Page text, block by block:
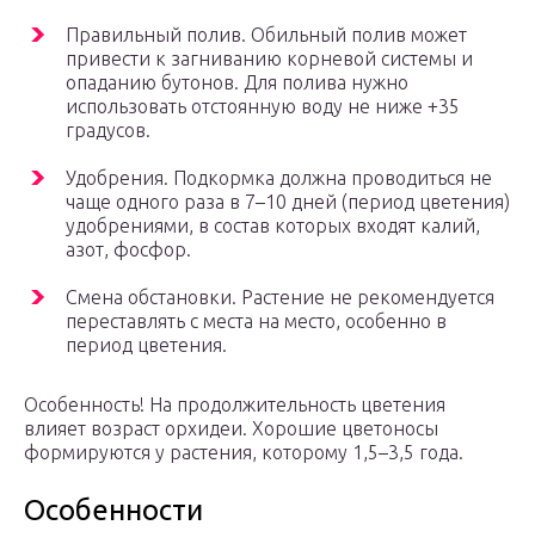
Правильный полив. Обильный полив может
привести к загниванию корневой системы и
опаданию бутонов. Для полива нужно
использовать отстоянную воду не ниже +35
градусов.
Удобрения. Подкормка должна проводиться не
чаще одного раза в 7–10 дней (период цветения)
удобрениями, в состав которых входят калий,
азот, фосфор.
Смена обстановки. Растение не рекомендуется
переставлять с места на место, особенно в
период цветения.
Особенность! На продолжительность цветения
влияет возраст орхидеи. Хорошие цветоносы
формируются у растения, которому 1,5–3,5 года.
Особенности